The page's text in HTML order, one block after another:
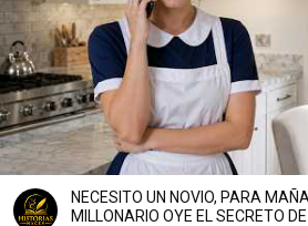
NECESITO UN NOVIO, PARA
MILLONARIO OYE EL SECRETO